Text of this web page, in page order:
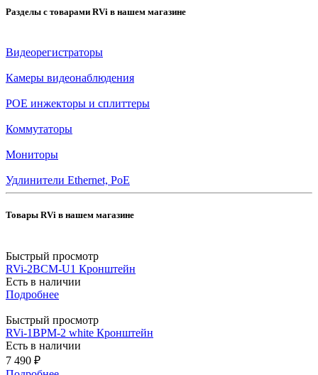
Разделы с товарами RVi в нашем магазине
Видеорегистраторы
Камеры видеонаблюдения
POE инжекторы и сплиттеры
Коммутаторы
Мониторы
Удлинители Ethernet, PoE
Товары RVi в нашем магазине
Быстрый просмотр
RVi-2BCM-U1 Кронштейн
Есть в наличии
Подробнее
Быстрый просмотр
RVi-1BPM-2 white Кронштейн
Есть в наличии
7 490 ₽